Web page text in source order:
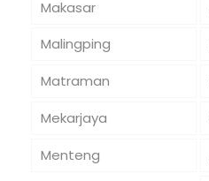
Makasar
Malingping
Matraman
Mekarjaya
Menteng